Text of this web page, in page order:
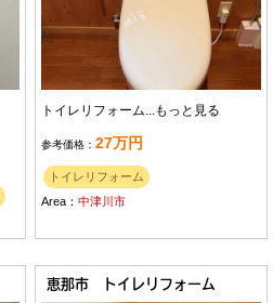
トイレリフォーム... もっと見る
参考価格：27万円
トイレリフォーム
Area：中津川市
恵那市 トイレリフォーム